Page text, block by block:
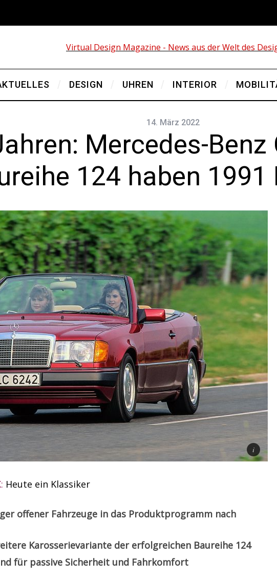
DESIGN UHREN INTERIOR
14. März 2022
Mercedes-
124 haben 1991
Heute ein Klassiker
offener Fahrzeuge in das Produktprogramm nach
Karosserievariante der erfolgreichen Baureihe 124
für passive Sicherheit und Fahrkomfort